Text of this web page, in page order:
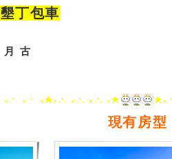
墾丁包車
月 古
現有房型